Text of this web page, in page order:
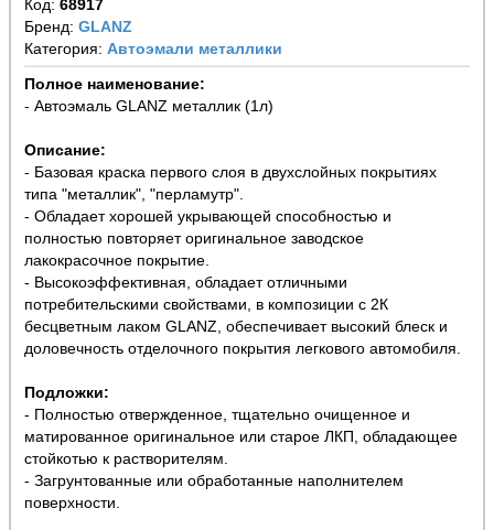
Код: 68917
Бренд: GLANZ
Категория: Автоэмали металлики
Полное наименование:
- Автоэмаль GLANZ металлик (1л)
Описание:
- Базовая краска первого слоя в двухслойных покрытиях
типа "металлик", "перламутр".
- Обладает хорошей укрывающей способностью и
полностью повторяет оригинальное заводское
лакокрасочное покрытие.
- Высокоэффективная, обладает отличными
потребительскими свойствами, в композиции с 2К
бесцветным лаком GLANZ, обеспечивает высокий блеск и
доловечность отделочного покрытия легкового автомобиля.
Подложки:
- Полностью отвержденное, тщательно очищенное и
матированное оригинальное или старое ЛКП, обладающее
стойкотью к растворителям.
- Загрунтованные или обработанные наполнителем
поверхности.